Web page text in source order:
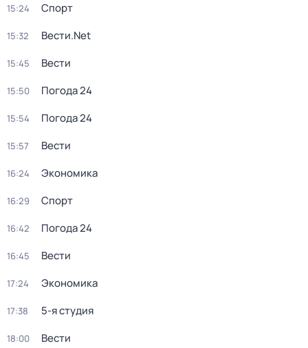
15:24 Спорт
15:32 Вести.Net
15:45 Вести
15:50 Погода 24
15:54 Погода 24
15:57 Вести
16:24 Экономика
16:29 Спорт
16:42 Погода 24
16:45 Вести
17:24 Экономика
17:38 5-я студия
18:00 Вести